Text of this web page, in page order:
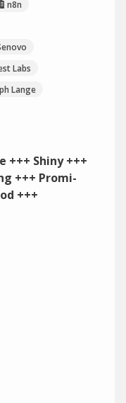
n8n
Labs
Lange